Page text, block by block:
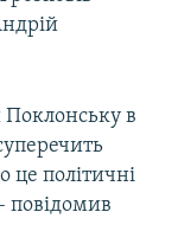
Поклонську в
це політичні
повідомив